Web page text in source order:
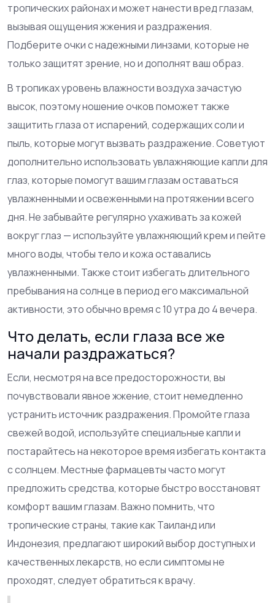
тропических районах и может нанести вред глазам,
вызывая ощущения жжения и раздражения.
Подберите очки с надежными линзами, которые не
только защитят зрение, но и дополнят ваш образ.
В тропиках уровень влажности воздуха зачастую
высок, поэтому ношение очков поможет также
защитить глаза от испарений, содержащих соли и
пыль, которые могут вызвать раздражение. Советуют
дополнительно использовать увлажняющие капли для
глаз, которые помогут вашим глазам оставаться
увлажненными и освеженными на протяжении всего
дня. Не забывайте регулярно ухаживать за кожей
вокруг глаз — используйте увлажняющий крем и пейте
много воды, чтобы тело и кожа оставались
увлажненными. Также стоит избегать длительного
пребывания на солнце в период его максимальной
активности, это обычно время с 10 утра до 4 вечера.
Что делать, если глаза все же
начали раздражаться?
Если, несмотря на все предосторожности, вы
почувствовали явное жжение, стоит немедленно
устранить источник раздражения. Промойте глаза
свежей водой, используйте специальные капли и
постарайтесь на некоторое время избегать контакта
с солнцем. Местные фармацевты часто могут
предложить средства, которые быстро восстановят
комфорт вашим глазам. Важно помнить, что
тропические страны, такие как Таиланд или
Индонезия, предлагают широкий выбор доступных и
качественных лекарств, но если симптомы не
проходят, следует обратиться к врачу.